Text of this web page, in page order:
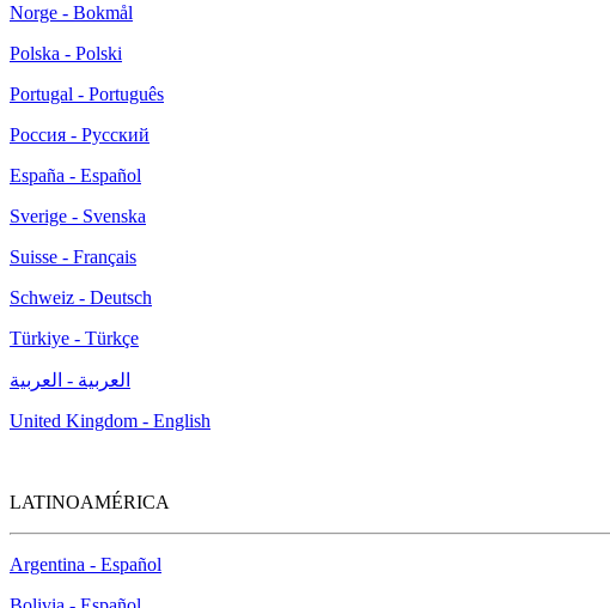
Norge - Bokmål
Polska - Polski
Portugal - Português
Россия - Русский
España - Español
Sverige - Svenska
Suisse - Français
Schweiz - Deutsch
Türkiye - Türkçe
العربية - العربية
United Kingdom - English
LATINOAMÉRICA
Argentina - Español